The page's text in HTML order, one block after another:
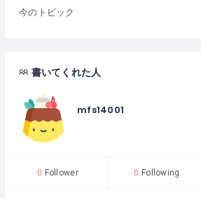
今のトピック
書いてくれた人
mfs14001
0 Follower 0 Following